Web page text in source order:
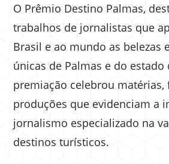
O Prêmio Destino Palmas,
trabalhos de jornalistas que
Brasil e ao mundo as belezas
únicas de Palmas e do estado
premiação celebrou matérias,
produções que evidenciam a
jornalismo especializado na
destinos turísticos.